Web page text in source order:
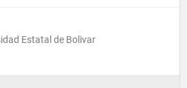
Estatal de Bolivar